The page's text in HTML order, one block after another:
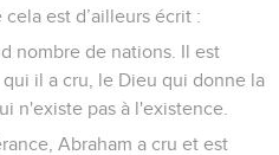
est d’ailleurs écrit :
nombre de nations. Il est
il a cru, le Dieu qui donne la
n'existe pas à l'existence.
Abraham a cru et est